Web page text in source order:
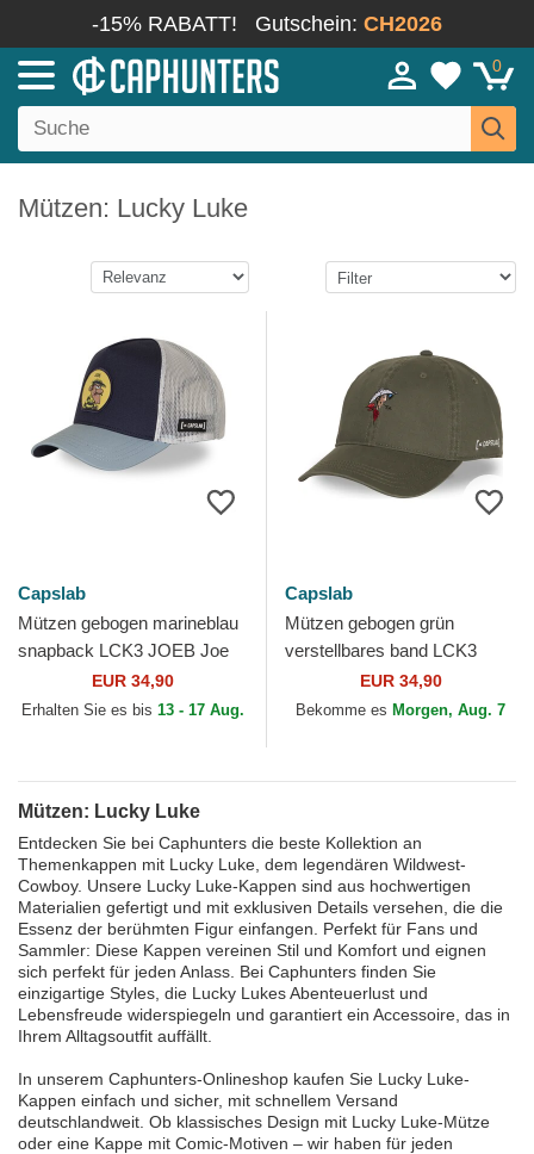
-15% RABATT! Gutschein: CH2026
0
Mützen: Lucky Luke
Capslab
Mützen gebogen marineblau
snapback LCK3 JOEB Joe
Dalton Lucky Luke von
Capslab
EUR 34,90
Erhalten Sie es bis 13 - 17 Aug.
Capslab
Mützen gebogen grün
verstellbares band LCK3
HEAB Lucky Luke von
Capslab
EUR 34,90
Bekomme es Morgen, Aug. 7
Mützen: Lucky Luke
Entdecken Sie bei Caphunters die beste Kollektion an
Themenkappen mit Lucky Luke, dem legendären Wildwest-
Cowboy. Unsere Lucky Luke-Kappen sind aus hochwertigen
Materialien gefertigt und mit exklusiven Details versehen, die die
Essenz der berühmten Figur einfangen. Perfekt für Fans und
Sammler: Diese Kappen vereinen Stil und Komfort und eignen
sich perfekt für jeden Anlass. Bei Caphunters finden Sie
einzigartige Styles, die Lucky Lukes Abenteuerlust und
Lebensfreude widerspiegeln und garantiert ein Accessoire, das in
Ihrem Alltagsoutfit auffällt.
In unserem Caphunters-Onlineshop kaufen Sie Lucky Luke-
Kappen einfach und sicher, mit schnellem Versand
deutschlandweit. Ob klassisches Design mit Lucky Luke-Mütze
oder eine Kappe mit Comic-Motiven – wir haben für jeden